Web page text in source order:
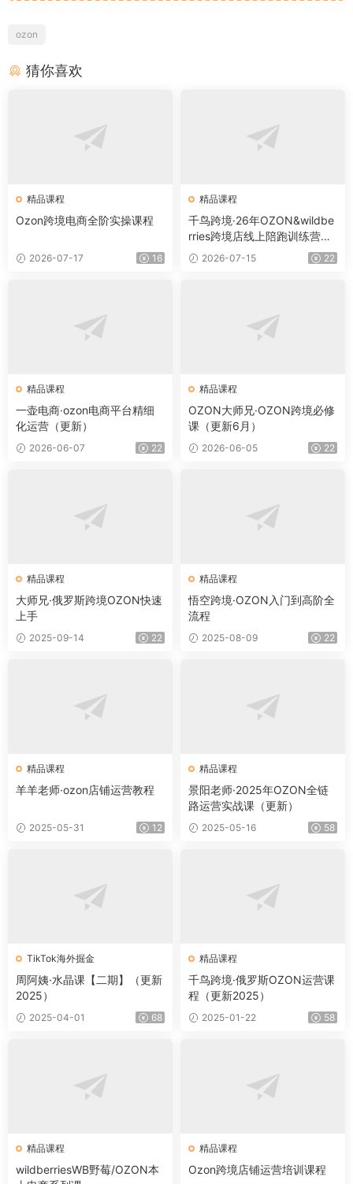
ozon
猜你喜欢
精品课程
Ozon跨境电商全阶实操课程
2026-07-17 16
精品课程
千鸟跨境·26年OZON&wildbe
rries跨境店线上陪跑训练营
（更新）
2026-07-15 22
精品课程
一壶电商·ozon电商平台精细
化运营（更新）
2026-06-07 22
精品课程
OZON大师兄·OZON跨境必修
课（更新6月）
2026-06-05 22
精品课程
大师兄·俄罗斯跨境OZON快速
上手
2025-09-14 22
精品课程
悟空跨境·OZON入门到高阶全
流程
2025-08-09 22
精品课程
羊羊老师·ozon店铺运营教程
2025-05-31 12
精品课程
景阳老师·2025年OZON全链
路运营实战课（更新）
2025-05-16 58
TikTok海外掘金
周阿姨·水晶课【二期】（更新
2025）
2025-04-01 68
精品课程
千鸟跨境·俄罗斯OZON运营课
程（更新2025）
2025-01-22 58
精品课程
wildberriesWB野莓/OZON本
精品课程
Ozon跨境店铺运营培训课程